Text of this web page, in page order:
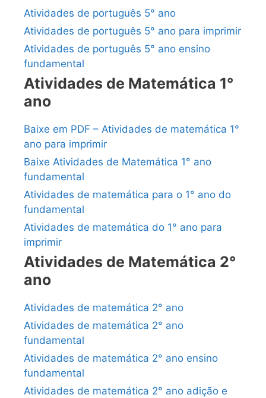
Atividades de português 5° ano
Atividades de português 5° ano para imprimir
Atividades de português 5° ano ensino
fundamental
Atividades de Matemática 1°
ano
Baixe em PDF – Atividades de matemática 1°
ano para imprimir
Baixe Atividades de Matemática 1° ano
fundamental
Atividades de matemática para o 1° ano do
fundamental
Atividades de matemática do 1° ano para
imprimir
Atividades de Matemática 2°
ano
Atividades de matemática 2° ano
Atividades de matemática 2° ano
fundamental
Atividades de matemática 2° ano ensino
fundamental
Atividades de matemática 2° ano adição e